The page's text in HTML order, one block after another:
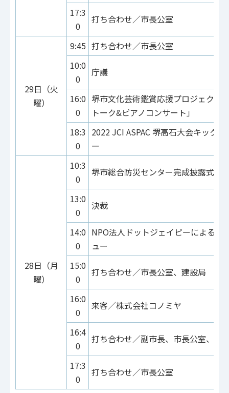
17:3
0
打ち合わせ／市長公室
29日（火
曜）
9:45 打ち合わせ／市長公室
10:0
0
庁議
16:0
0
堺市文化芸術鑑賞応援プロジェクト
トーク&ピアノコンサート」
18:3
0
2022 JCI ASPAC 堺高石大会キック
ー
28日（月
曜）
10:3
0
堺市総合防災センター完成披露式典
13:0
0
決裁
14:0
0
NPO法人ドットジェイピーによる市
ュー
15:0
0
打ち合わせ／市長公室、建設局
16:0
0
来客／株式会社コノミヤ
16:4
0
打ち合わせ／副市長、市長公室、産
17:3
0
打ち合わせ／市長公室